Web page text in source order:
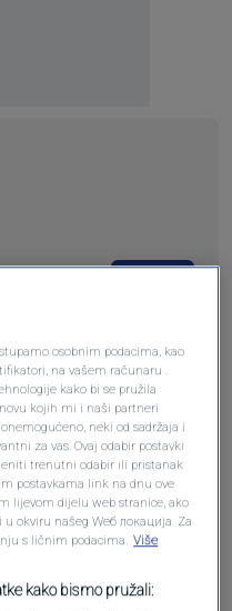
osobnim podacima, kao
na vašem računaru .
kako bi se pružila
kojih mi i naši partneri
neki od sadržaja i
za vas. Ovaj odabir postavki
trenutni odabir ili pristanak
postavkama link na dnu ove
lijevom dijelu web stranice, ako
okviru našeg Wеб локација. Za
s ličnim podacima. Više
kako bismo pružali: